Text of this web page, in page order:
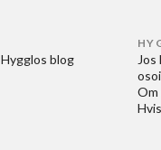
Hygglos blog
Om